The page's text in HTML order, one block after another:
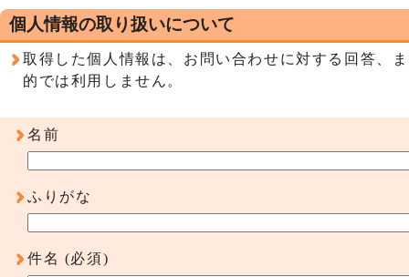
個人情報の取り扱いについて
取得した個人情報は、お問い合わせに対する回答、
的では利用しません。
名前
ふりがな
件名 (必須)